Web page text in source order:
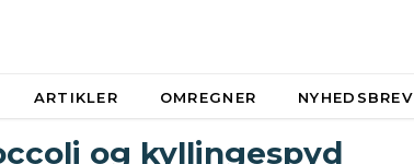
ARTIKLER OMREGNER NYHEDSBREV
og kyllingespyd